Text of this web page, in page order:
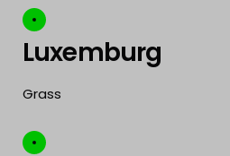
Luxemburg
Grass